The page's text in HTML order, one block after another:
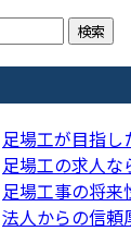
足場工が目指
足場工の求人
足場工事の将来
法人からの信